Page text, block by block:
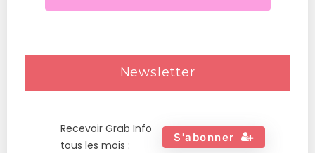
Newsletter
Recevoir Grab Info
tous les mois :
S'abonner